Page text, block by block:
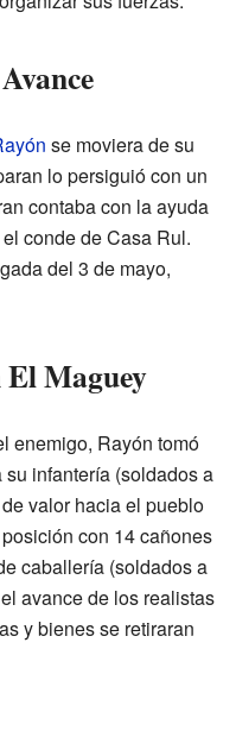
se moviera de su
lo persiguió con un
contaba con la ayuda
conde de Casa Rul.
del 3 de mayo,
Maguey
enemigo, Rayón tomó
infantería (soldados a
valor hacia el pueblo
con 14 cañones
caballería (soldados a
avance de los realistas
y bienes se retiraran